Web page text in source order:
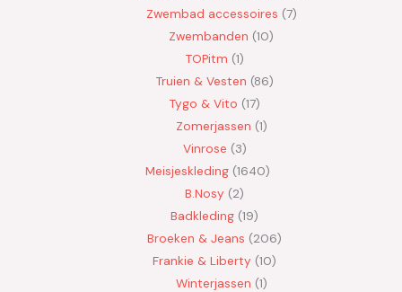
Zwembad accessoires 7
Zwembanden 10
TOPitm 1
Truien & Vesten 86
Tygo & Vito 17
Zomerjassen 1
Vinrose 3
Meisjeskleding 1640
B.Nosy
2
Badkleding 19
Broeken & Jeans
206
Frankie & Liberty 10
Winterjassen 1